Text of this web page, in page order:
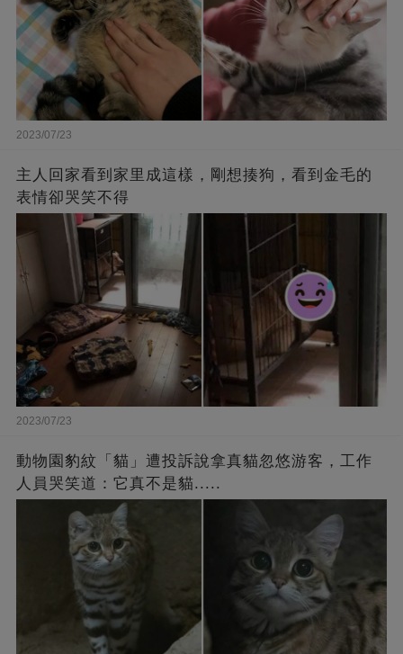
2023/07/23
主人回家看到家里成這樣，剛想揍狗，看到金毛的
表情卻哭笑不得
2023/07/23
動物園豹紋「貓」遭投訴說拿真貓忽悠游客，工作
人員哭笑道：它真不是貓.....